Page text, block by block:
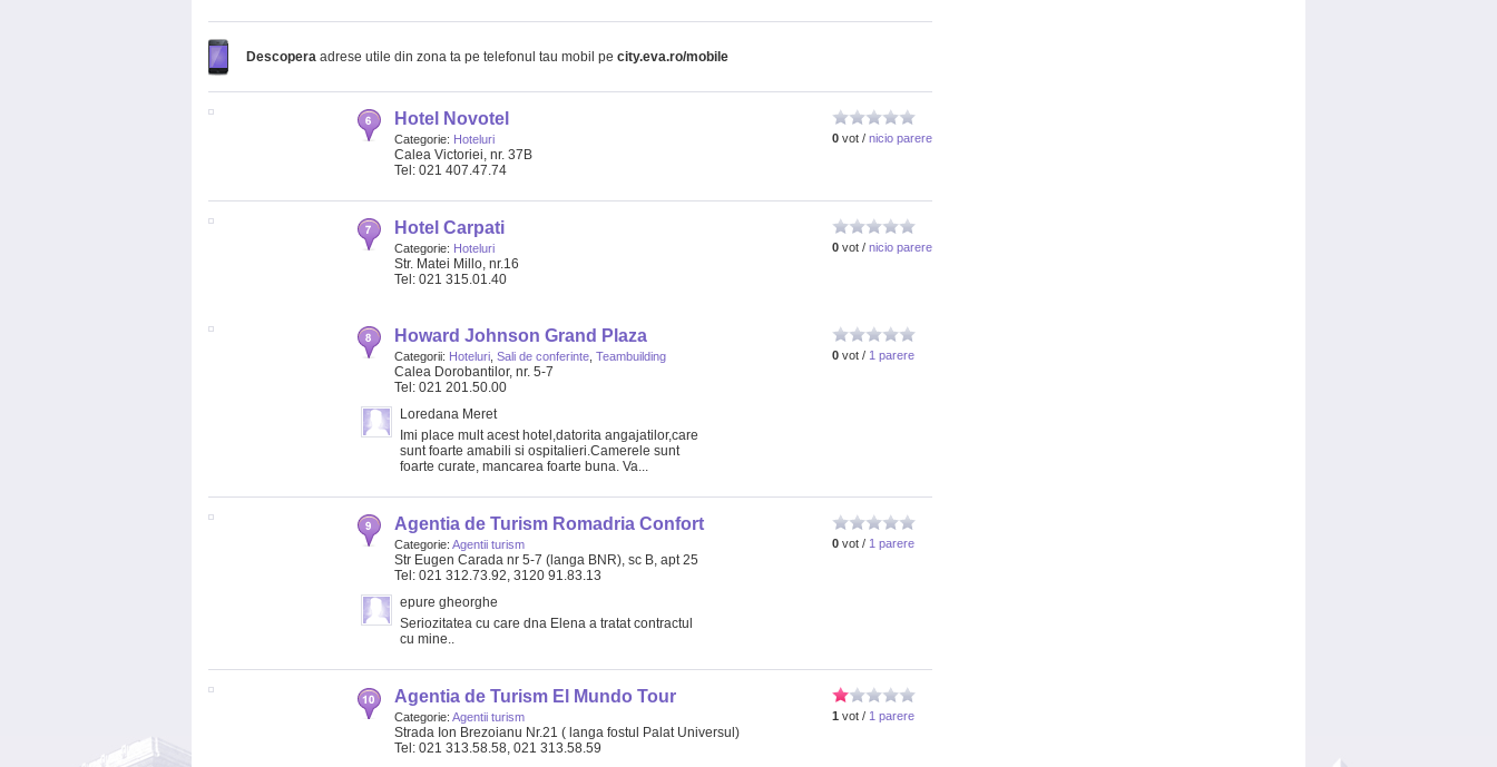
Descopera adrese utile din zona ta pe telefonul tau mobil pe city.eva.ro/mobile
0 vot / nicio parere
Hotel Novotel
Categorie: Hoteluri
Calea Victoriei, nr. 37B
Tel: 021 407.47.74
0 vot / nicio parere
Hotel Carpati
Categorie: Hoteluri
Str. Matei Millo, nr.16
Tel: 021 315.01.40
0 vot / 1 parere
Howard Johnson Grand Plaza
Categorii: Hoteluri Sali de conferinte Teambuilding
Calea Dorobantilor, nr. 5-7
Tel: 021 201.50.00
Loredana Meret
Imi place mult acest hotel,datorita angajatilor,care
sunt foarte amabili si ospitalieri.Camerele sunt
foarte curate, mancarea foarte buna. Va...
0 vot / 1 parere
Agentia de Turism Romadria Confort
Categorie: Agentii turism
Str Eugen Carada nr 5-7 (langa BNR), sc B, apt 25
Tel: 021 312.73.92, 3120 91.83.13
epure gheorghe
Seriozitatea cu care dna Elena a tratat contractul
cu mine..
1 vot / 1 parere
Agentia de Turism El Mundo Tour
Categorie: Agentii turism
Strada Ion Brezoianu Nr.21 ( langa fostul Palat Universul)
Tel: 021 313.58.58, 021 313.58.59